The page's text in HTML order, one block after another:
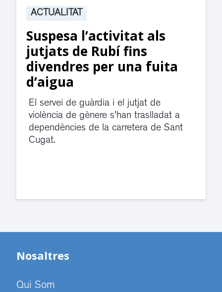
ACTUALITAT
Suspesa l’activitat als
jutjats de Rubí fins
divendres per una fuita
d’aigua
El servei de guàrdia i el jutjat de
violència de gènere s'han traslladat a
dependències de la carretera de Sant
Cugat.
Nosaltres
Qui Som